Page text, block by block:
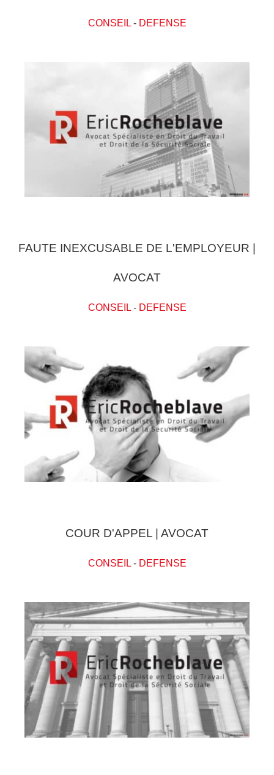
CONSEIL- DEFENSE
FAUTE INEXCUSABLE DE L'EMPLOYEUR |
AVOCAT
CONSEIL- DEFENSE
COUR D'APPEL | AVOCAT
CONSEIL- DEFENSE